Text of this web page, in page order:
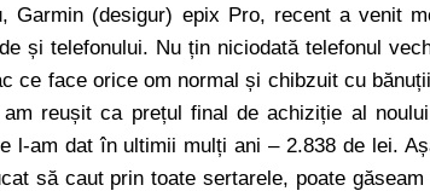
Garmin (desigur) epix Pro, recent a venit
și telefonului. Nu țin niciodată telefonul
ce face orice om normal și chibzuit cu
reușit ca prețul final de achiziție al
l-am dat în ultimii mulți ani – 2.838 de lei.
să caut prin toate sertarele, poate